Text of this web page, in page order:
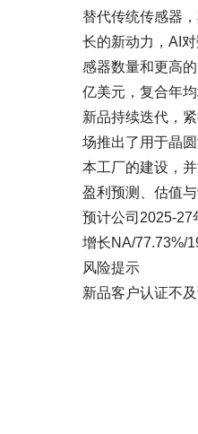
替代传统传感器
长的新动力，AI
感器数量和更高
亿美元，复合年均
新品持续迭代，
场推出了用于晶
本工厂的建设，
盈利预测、估值
预计公司2025-27
增长NA/77.73%/
风险提示
新品客户认证不